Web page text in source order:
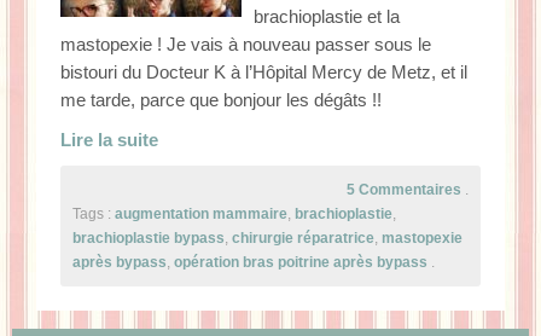
brachioplastie et la
mastopexie ! Je vais à nouveau passer sous le
bistouri du Docteur K à l’Hôpital Mercy de Metz, et il
me tarde, parce que bonjour les dégâts !!
Lire la suite
5 Commentaires .
Tags : augmentation mammaire, brachioplastie,
brachioplastie bypass, chirurgie réparatrice, mastopexie
après bypass, opération bras poitrine après bypass .